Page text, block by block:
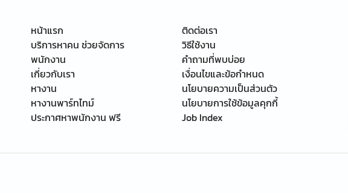
หน้าแรก
บริการหาคน ช่วยจัดการ
พนักงาน
เกี่ยวกับเรา
หางาน
หางานพาร์ทไทม์
ประกาศหาพนักงาน ฟรี
ติดต่อเรา
วิธีใช้งาน
คำถามที่พบบ่อย
เงื่อนไขและข้อกำหนด
นโยบายความเป็นส่วนตัว
นโยบายการใช้ข้อมูลคุกกี้
Job Index